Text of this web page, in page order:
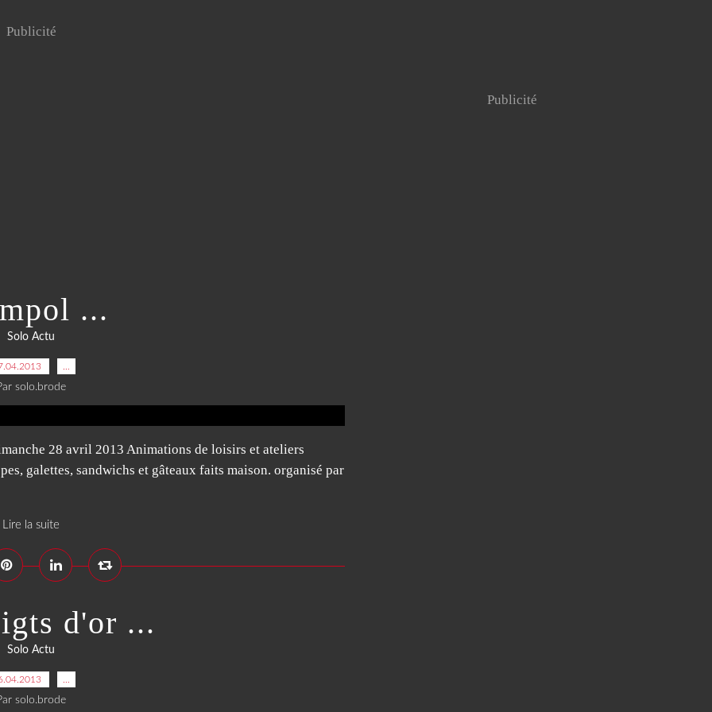
Publicité
...
Solo Actu
solo.brode
28 avril 2013 Animations de loisirs et ateliers
galettes, sandwichs et gâteaux faits maison. organisé par
Lire la suite
d'or ...
Solo Actu
solo.brode
Publicité